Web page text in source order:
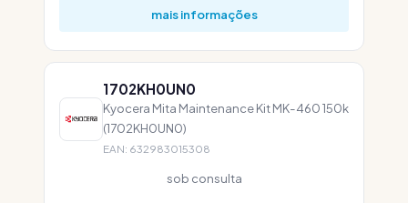
mais informações
1702KH0UN0
Kyocera Mita Maintenance Kit MK-460 150k
(1702KH0UN0)
EAN: 632983015308
sob consulta